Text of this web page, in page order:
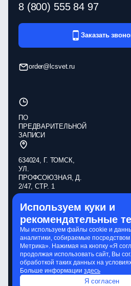
8 (800) 555 84 97
Заказать
order@lcsvet.ru
ПО
ПРЕДВАРИТЕЛЬНОЙ
ЗАПИСИ
634024, Г. ТОМСК,
УЛ.
ПРОФСОЮЗНАЯ, Д.
2/47, СТР. 1
Обработка
персональных
данных
Политика
конфиденциальности
Обработка cookie-
файлов
Используем куки и
рекомендательные
Мы используем файлы cookie и
аналитики, собираемые
Метрика». Нажимая на кнопку «Я
продолжая использовать сайт, Вы
обработкой таких данных на
Больше информации здесь
Я согласен